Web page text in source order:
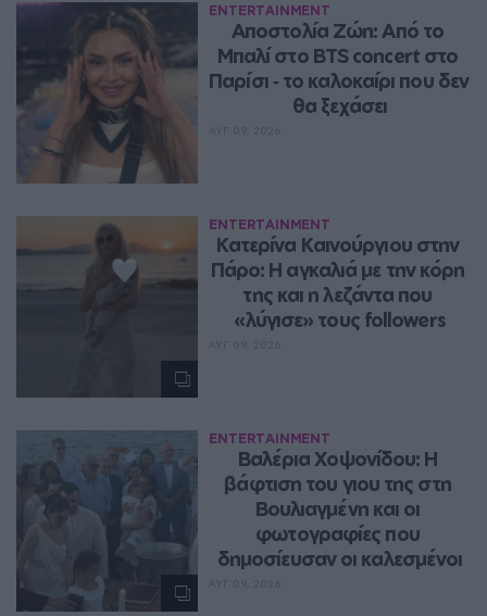
ENTERTAINMENT
Αποστολία Ζώη: Από το
Μπαλί στο BTS concert στο
Παρίσι ‑ το καλοκαίρι που δεν
θα ξεχάσει
ENTERTAINMENT
Κατερίνα Καινούργιου στην
Πάρο: Η αγκαλιά με την κόρη
της και η λεζάντα που
«λύγισε» τους followers
ENTERTAINMENT
Βαλέρια Χοψονίδου: Η
βάφτιση του γιου της στη
Βουλιαγμένη και οι
φωτογραφίες που
δημοσίευσαν οι καλεσμένοι